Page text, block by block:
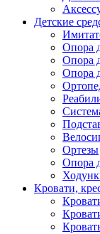
Детские
Опора
Опора
Опора
Ортезы
Опора
Кровати,